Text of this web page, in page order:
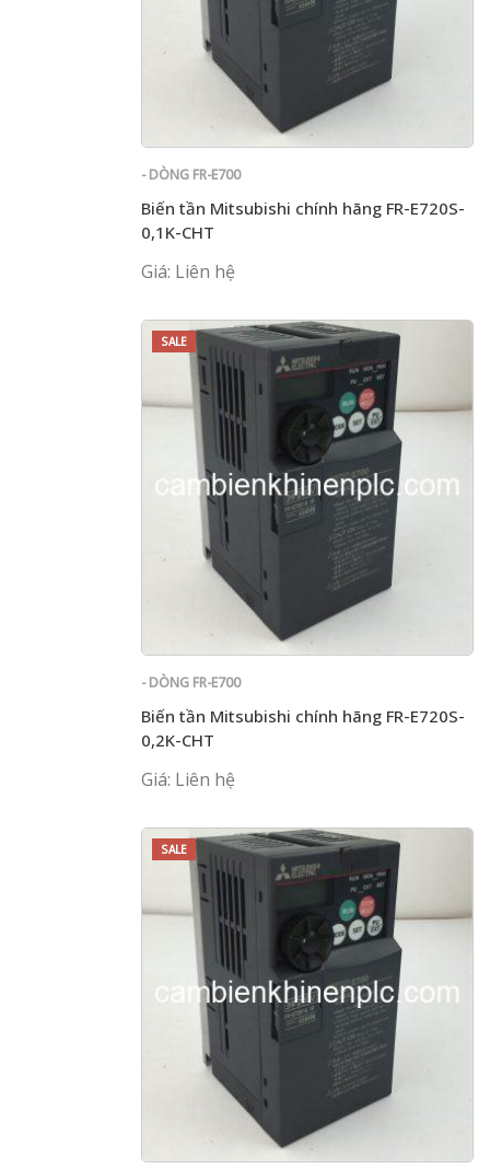
- DÒNG FR-E700
Biến tần Mitsubishi chính hãng FR-E720S-
0,1K-CHT
Giá: Liên hệ
SALE
- DÒNG FR-E700
Biến tần Mitsubishi chính hãng FR-E720S-
0,2K-CHT
Giá: Liên hệ
SALE